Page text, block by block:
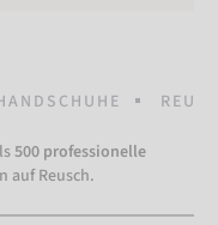
500 professionelle
auf Reusch.